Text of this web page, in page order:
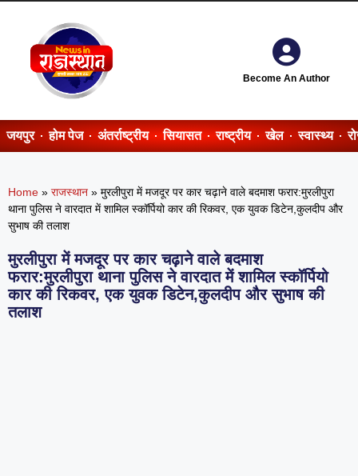
Become An Author
जयपुर होम पेज अंतर्राष्ट्रीय सियासत राष्ट्रीय खेल स्वास्थ्य
Home » राजस्थान » मुरलीपुरा में मजदूर पर कार चढ़ाने वाले बदमाश फरार:मुरलीपुरा
थाना पुलिस ने वारदात में शामिल स्कॉर्पियो कार की रिकवर, एक युवक डिटेन,कुलदीप और
सुभाष की तलाश
मुरलीपुरा में मजदूर पर कार चढ़ाने वाले बदमाश
फरार:मुरलीपुरा थाना पुलिस ने वारदात में शामिल स्कॉर्पियो
कार की रिकवर, एक युवक डिटेन,कुलदीप और सुभाष की
तलाश